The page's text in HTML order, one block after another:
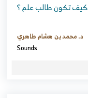
كيف تكون طالب علم ؟
د. محمد بن هشام طاهري
Sounds